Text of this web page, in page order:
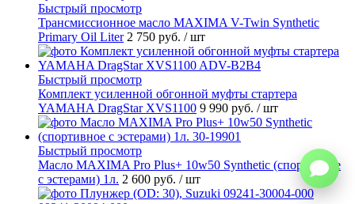
Быстрый просмотр
Трансмиссионное масло MAXIMA V-Twin Synthetic
Primary Oil Liter 2 750 руб. / шт
Быстрый просмотр
Комплект усиленной обгонной муфты стартера
YAMAHA DragStar XVS1100 9 990 руб. / шт
Быстрый просмотр
Масло MAXIMA Pro Plus+ 10w50 Synthetic (спортивное
с эстерами) 1л. 2 600 руб. / шт